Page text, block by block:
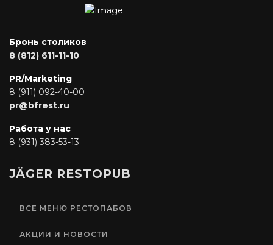
Бронь столиков
8 (812) 611-11-10
PR/Marketing
8 (911) 092-40-00
pr@bfrest.ru
Работа у нас
8 (931) 383-53-13
JÄGER RESTOPUB
ВСЕ МЕНЮ РЕСТОПАБОВ
АКЦИИ И НОВОСТИ